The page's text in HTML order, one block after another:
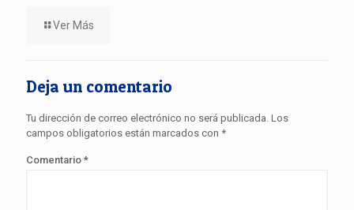
Ver Más
Deja un comentario
Tu dirección de correo electrónico no será publicada. Los
campos obligatorios están marcados con *
Comentario *